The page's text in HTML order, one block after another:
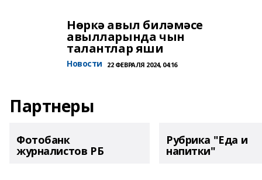
Нөркә авыл биләмәсе
авылларында чын
талантлар яши
Новости 22 ФЕВРАЛЯ 2024, 04:16
Партнеры
Фотобанк
журналистов РБ
Рубрика "Еда и
напитки"